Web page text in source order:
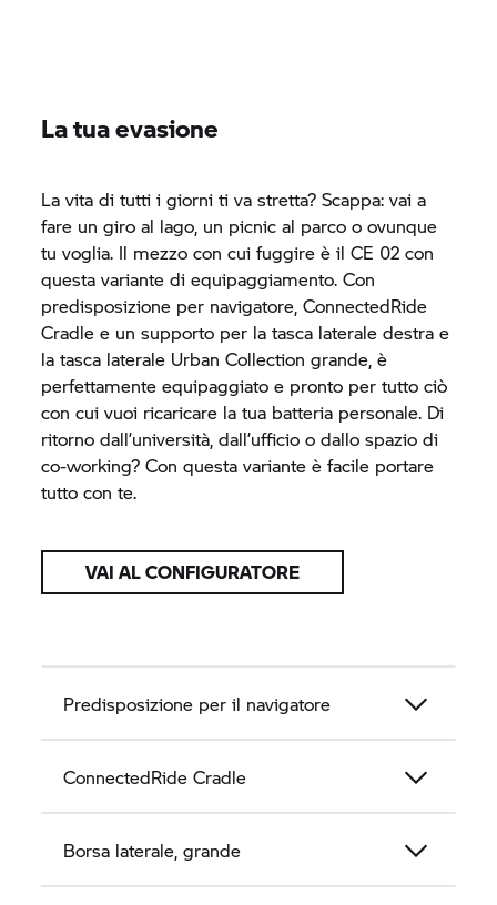
La tua evasione
La vita di tutti i giorni ti va stretta? Scappa: vai a
fare un giro al lago, un picnic al parco o ovunque
tu voglia. Il mezzo con cui fuggire è il CE 02 con
questa variante di equipaggiamento. Con
predisposizione per navigatore, ConnectedRide
Cradle e un supporto per la tasca laterale destra e
la tasca laterale Urban Collection grande, è
perfettamente equipaggiato e pronto per tutto ciò
con cui vuoi ricaricare la tua batteria personale. Di
ritorno dall’università, dall’ufficio o dallo spazio di
co-working? Con questa variante è facile portare
tutto con te.
VAI AL CONFIGURATORE
Predisposizione per il navigatore
ConnectedRide Cradle
Borsa laterale, grande